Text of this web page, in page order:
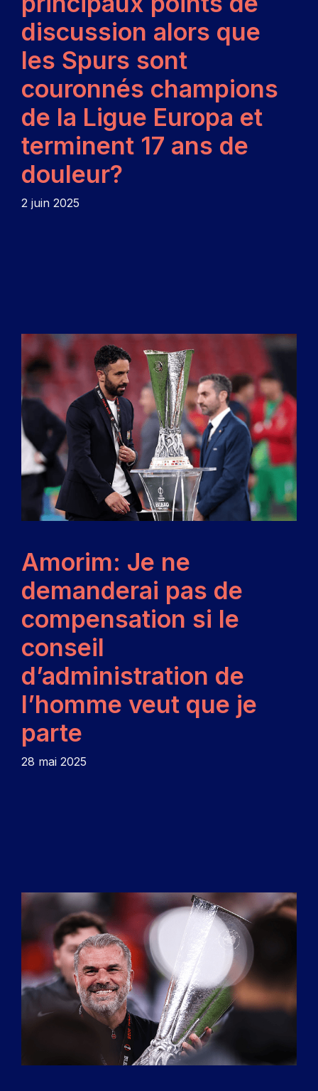
discussion alors que
les Spurs sont
couronnés champions
de la Ligue Europa et
terminent 17 ans de
douleur?
2 juin 2025
Amorim: Je ne
demanderai pas de
compensation si le
conseil
d’administration de
l’homme veut que je
parte
28 mai 2025